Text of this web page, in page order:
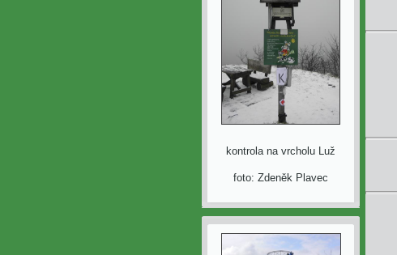
kontrola na vrcholu Luž
foto: Zdeněk Plavec